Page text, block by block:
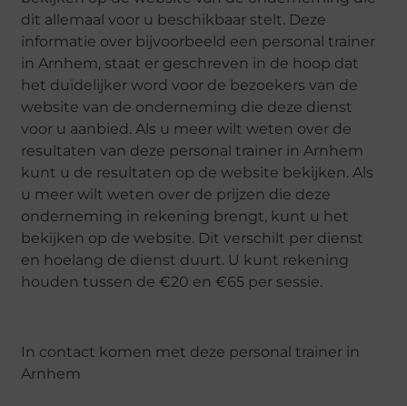
dit allemaal voor u beschikbaar stelt. Deze
informatie over bijvoorbeeld een personal trainer
in Arnhem, staat er geschreven in de hoop dat
het duidelijker word voor de bezoekers van de
website van de onderneming die deze dienst
voor u aanbied. Als u meer wilt weten over de
resultaten van deze personal trainer in Arnhem
kunt u de resultaten op de website bekijken. Als
u meer wilt weten over de prijzen die deze
onderneming in rekening brengt, kunt u het
bekijken op de website. Dit verschilt per dienst
en hoelang de dienst duurt. U kunt rekening
houden tussen de €20 en €65 per sessie.
In contact komen met deze personal trainer in
Arnhem